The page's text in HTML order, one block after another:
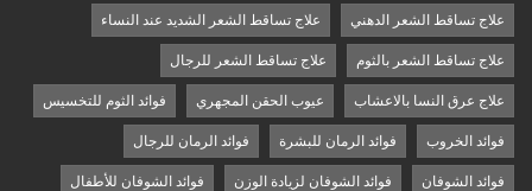
علاج تساقط الشعر الدهني علاج تساقط الشعر الشديد عند النساء
علاج تساقط الشعر بالثوم علاج تساقط الشعر للرجال
علاج عرق النسا بالاعشاب عيوب الحقن المجهري فوائد الثوم للتخسيس
فوائد الخروب فوائد الرمان للبشرة فوائد الرمان للرجال
فوائد الشوفان فوائد الشوفان لزيادة الوزن فوائد الشوفان للأطفال